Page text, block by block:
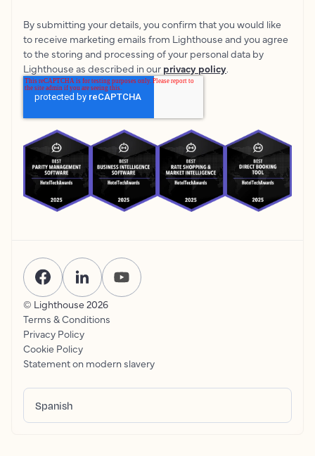
By submitting your details, you confirm that you would like
to receive marketing emails from Lighthouse and you agree
to the storing and processing of your personal data by
Lighthouse as described in our privacy policy.
© Lighthouse 2026
Terms & Conditions
Privacy Policy
Cookie Policy
Statement on modern slavery
Spanish